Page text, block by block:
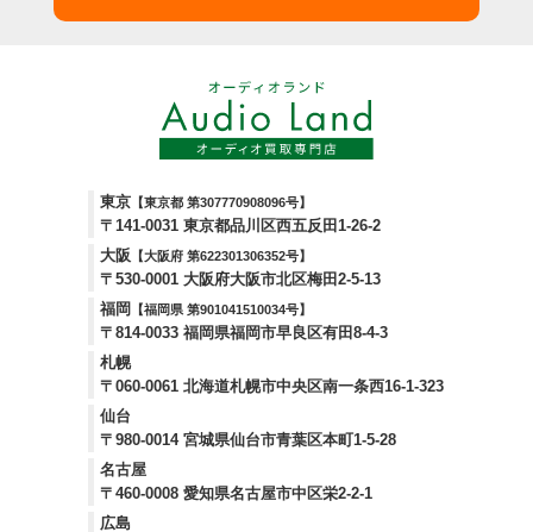
東京 【東京都 第307770908096号】
〒141-0031 東京都品川区西五反田1-26-2
大阪
【大阪府 第622301306352号】
〒530-0001 大阪府大阪市北区梅田2-5-13
福岡
【福岡県 第901041510034号】
〒814-0033 福岡県福岡市早良区有田8-4-3
札幌
〒060-0061 北海道札幌市中央区南一条西16-1-323
仙台
〒980-0014 宮城県仙台市青葉区本町1-5-28
名古屋
〒460-0008 愛知県名古屋市中区栄2-2-1
広島